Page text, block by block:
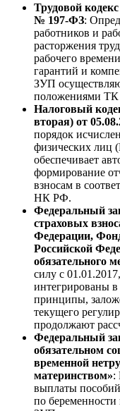
Трудовой
№ 197-ФЗ:
работников и
расторжения
рабочего
гарантий и
ЗУП
положениями
Налоговый
вторая) от
порядок
физических лиц
обеспечивает
формирование
взносам в
НК РФ.
Федеральный
страховых
Федерации,
Российской
обязательного
силу с
интегрированы
принципы,
текущего
продолжают
Федеральный
обязательном
временной
материнством»:
выплаты
по беременности